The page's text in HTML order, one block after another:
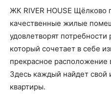
ЖК RIVER HOUSE Щёлково
качественные жилые
удовлетворят
который сочетает в себе
прекрасное
Здесь каждый найдет свой
квартиры.